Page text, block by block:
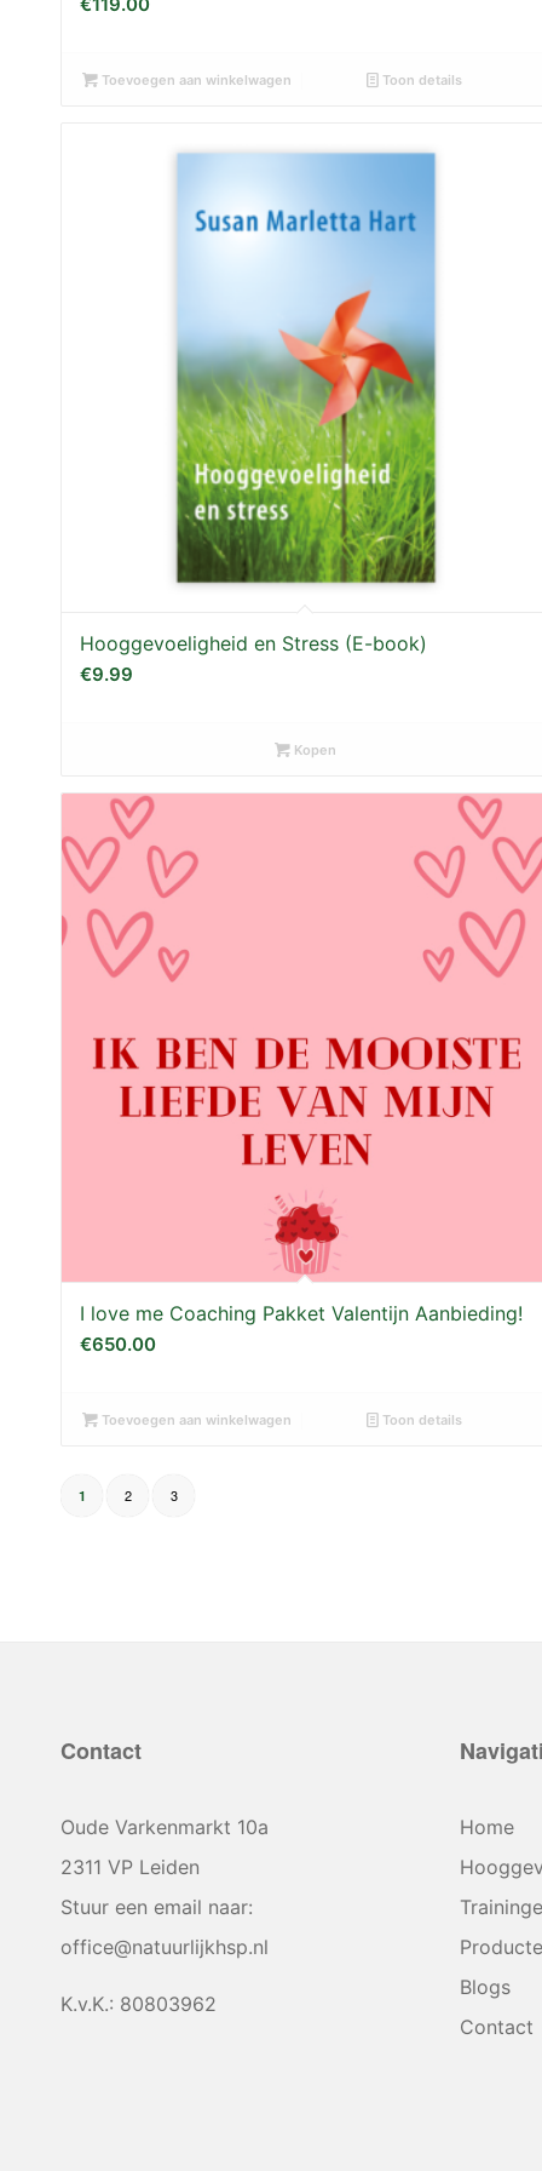
€119.00
Toevoegen aan winkelwagen Toon details
Hooggevoeligheid en Stress (E-book)
€9.99
Kopen
I love me Coaching Pakket Valentijn Aanbieding!
€650.00
Toevoegen aan winkelwagen Toon details
1 2 3
Contact
Oude Varkenmarkt 10a
2311 VP Leiden
Stuur een email naar:
office@natuurlijkhsp.nl
K.v.K.: 80803962
Home
Blogs
Contact